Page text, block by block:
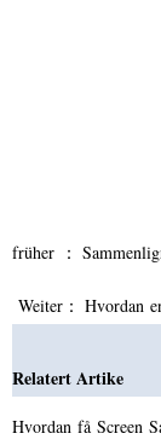
früher ：
Weiter： Hvordan
Relatert Artike
Hvordan få Screen